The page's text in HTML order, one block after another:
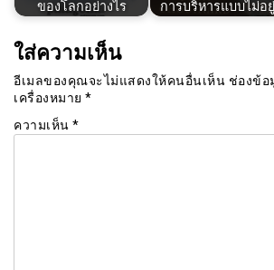
ของโลกอย่างไร
การบริหารแบบไม่อยู่
ใส่ความเห็น
อีเมลของคุณจะไม่แสดงให้คนอื่นเห็น ช่องข้อ
เครื่องหมาย *
ความเห็น *